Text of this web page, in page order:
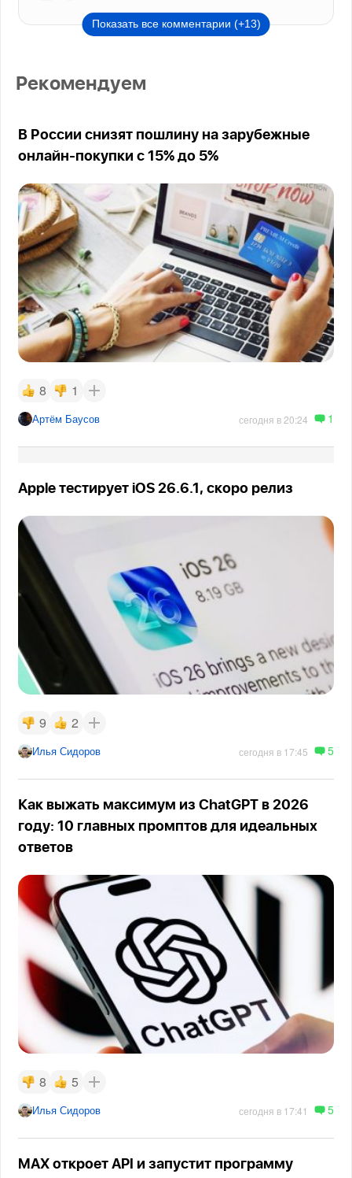
Показать все комментарии (+13)
Рекомендуем
В России снизят пошлину на зарубежные
онлайн-покупки с 15% до 5%
8 1
Артём Баусов сегодня в 20:24 1
Apple тестирует iOS 26.6.1, скоро релиз
9 2
Илья Сидоров сегодня в 17:45 5
Как выжать максимум из ChatGPT в 2026
году: 10 главных промптов для идеальных
ответов
8 5
Илья Сидоров сегодня в 17:41 5
MAX откроет API и запустит программу